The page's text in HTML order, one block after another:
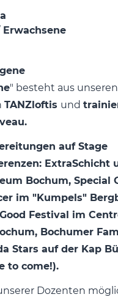
" besteht aus unseren
TANZloftis und
auf Stage
ExtraSchicht
Bochum, Special
im "Kumpels"
Festival im
Bochumer
Stars auf der Kap
to come!).
Dozenten